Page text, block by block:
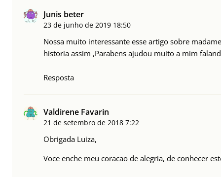
Junis beter
23 de junho de 2019 18:50
Nossa muito interessante esse artigo sobre
historia assim ,Parabens ajudou muito a mim
Resposta
Valdirene Favarin
21 de setembro de 2018 7:22
Obrigada Luiza,
Voce enche meu coracao de alegria, de conhecer